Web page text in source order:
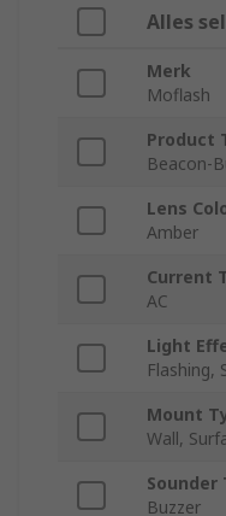
Alles
Merk
Moflash
Product
Beacon-
Lens
Amber
Current
AC
Light
Flashing,
Mount
Wall,
Sounder
Buzzer